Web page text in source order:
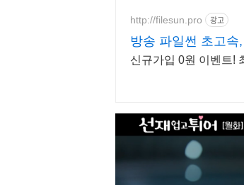
http://filesun.pro 광고
방송 파일썬 초고속
신규가입 0원 이벤트!